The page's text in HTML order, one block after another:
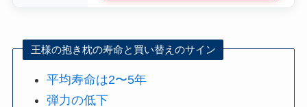
王様の抱き枕の寿命と買い替えのサイン
平均寿命は2〜5年
弾力の低下